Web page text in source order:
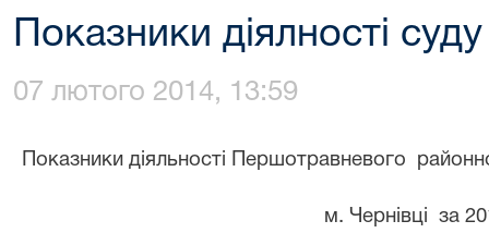
Показники діялності
07 лютого 2014, 13:59
Показники діяльності Першотравневого
м. Чернівці за